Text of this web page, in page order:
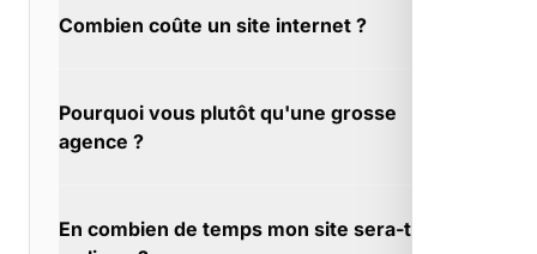
Combien coûte un site internet ?
chère, ni la plus chère. À Les Ferres, notre
positionnement est simple : des sites
gratuit pour y voir clair.
Pourquoi vous plutôt qu'une grosse
agence ?
toutes faites. À Les Ferres, nous créons des
En combien de temps mon site sera-t-il